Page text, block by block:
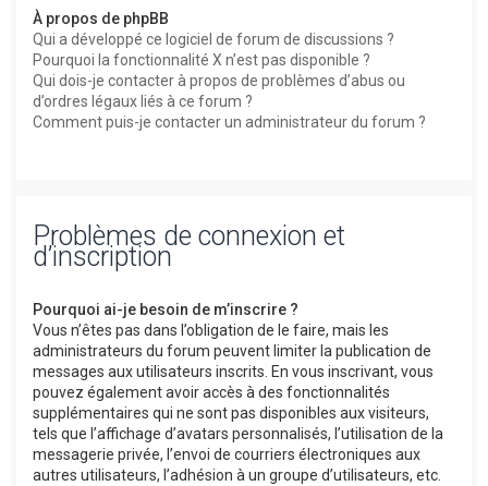
À propos de phpBB
Qui a développé ce logiciel de forum de discussions ?
Pourquoi la fonctionnalité X n’est pas disponible ?
Qui dois-je contacter à propos de problèmes d’abus ou
d’ordres légaux liés à ce forum ?
Comment puis-je contacter un administrateur du forum ?
Problèmes de connexion et
d’inscription
Pourquoi ai-je besoin de m’inscrire ?
Vous n’êtes pas dans l’obligation de le faire, mais les
administrateurs du forum peuvent limiter la publication de
messages aux utilisateurs inscrits. En vous inscrivant, vous
pouvez également avoir accès à des fonctionnalités
supplémentaires qui ne sont pas disponibles aux visiteurs,
tels que l’affichage d’avatars personnalisés, l’utilisation de la
messagerie privée, l’envoi de courriers électroniques aux
autres utilisateurs, l’adhésion à un groupe d’utilisateurs, etc.